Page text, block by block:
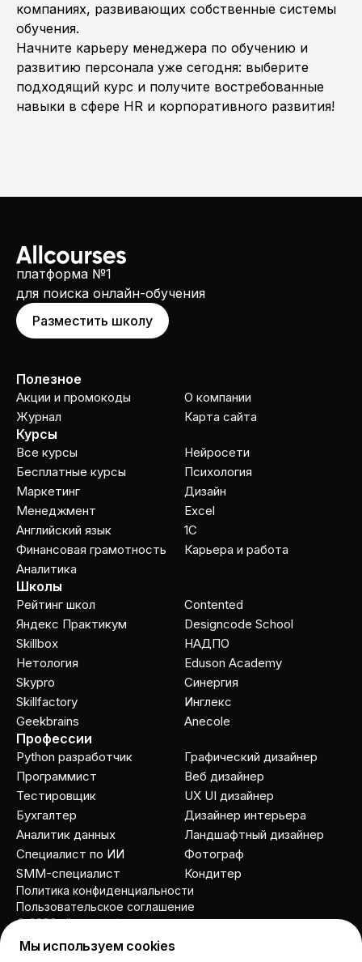
компаниях, развивающих собственные системы
обучения.
Начните карьеру менеджера по обучению и
развитию персонала уже сегодня: выберите
подходящий курс и получите востребованные
навыки в сфере HR и корпоративного развития!
платформа №1
для поиска онлайн-обучения
Разместить школу
Полезное
Акции и промокоды
Журнал
О компании
Карта сайта
Курсы
Все курсы
Бесплатные курсы
Маркетинг
Менеджмент
Английский язык
Финансовая грамотность
Аналитика
Нейросети
Психология
Дизайн
Excel
1C
Карьера и работа
Школы
Рейтинг школ
Яндекс Практикум
Skillbox
Нетология
Skypro
Skillfactory
Geekbrains
Contented
Designcode School
НАДПО
Eduson Academy
Cинергия
Инглекс
Anecole
Профессии
Python разработчик
Программист
Тестировщик
Бухгалтер
Аналитик данных
Специалист по ИИ
SMM-специалист
Графический дизайнер
Веб дизайнер
UX UI дизайнер
Дизайнер интерьера
Ландшафтный дизайнер
Фотограф
Кондитер
© 2026 allcourses.io
Пользовательское соглашение
Политика конфиденциальности
Мы используем cookies